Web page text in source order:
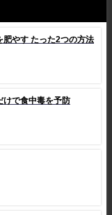
肥やす たった2つの方法
けで食中毒を予防